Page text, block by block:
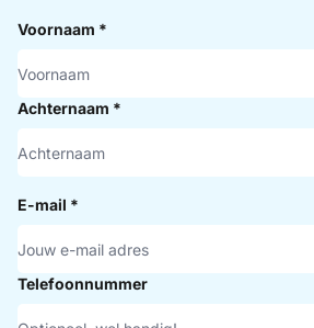
Voornaam *
Achternaam *
E-mail *
Telefoonnummer